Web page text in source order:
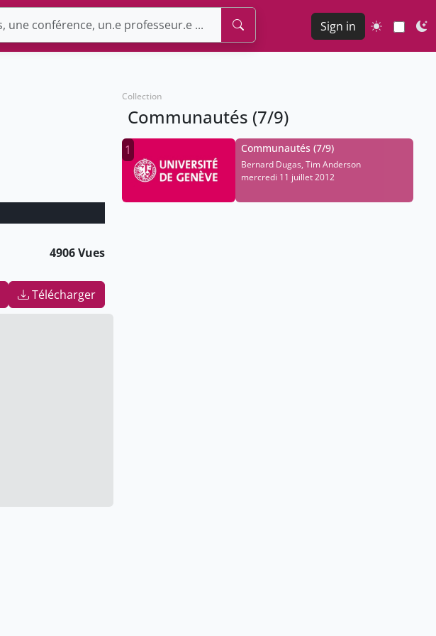
Sign in
4906 Vues
Télécharger
Collection
Communautés (7/9)
1 Communautés (7/9)
Bernard Dugas, Tim Anderson
mercredi 11 juillet 2012